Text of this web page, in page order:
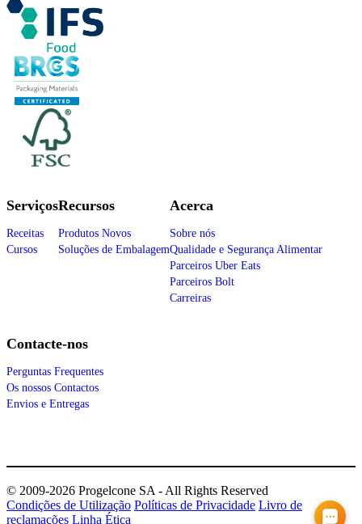
Serviços
Receitas
Cursos
Recursos
Produtos Novos
Soluções de Embalagem
Acerca
Sobre nós
Qualidade e Segurança Alimentar
Parceiros Uber Eats
Parceiros Bolt
Carreiras
Contacte-nos
Perguntas Frequentes
Os nossos Contactos
Envios e Entregas
© 2009-2026 Progelcone SA - All Rights Reserved
Condições de Utilização Políticas de Privacidade Livro de
reclamações Linha Ética